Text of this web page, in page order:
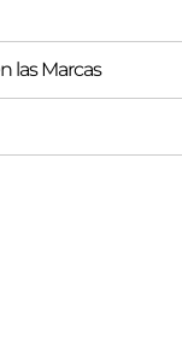
las Marcas